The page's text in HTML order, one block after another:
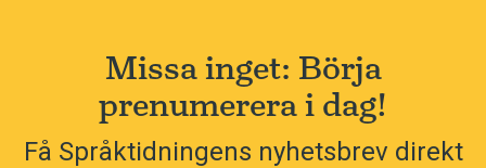
Missa inget: Börja
prenumerera i dag!
Få Språktidningens nyhetsbrev direkt